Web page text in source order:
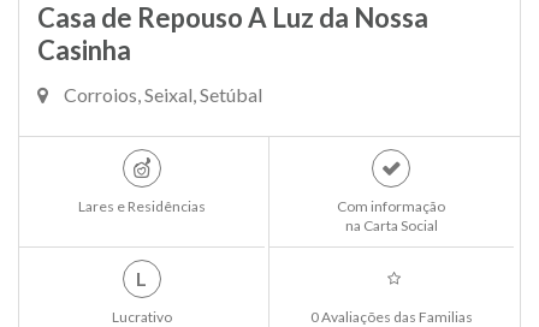
Casa de Repouso A Luz da Nossa
Casinha
Corroios, Seixal, Setúbal
Lares e Residências
Com informação
na Carta Social
L
Lucrativo 0 Avaliações das Familias